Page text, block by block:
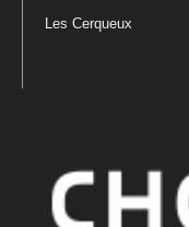
Les Cerqueux